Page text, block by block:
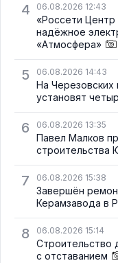
4 06.08.2026 12:43
«Россети
надёжное
«Атмосфера»
5 06.08.2026 14:43
На
установят
6 06.08.2026 13:35
Павел Малков
строительства
7 06.08.2026 15:38
Завершён
Керамзавода в
8 06.08.2026 15:14
Строительство
с отставанием